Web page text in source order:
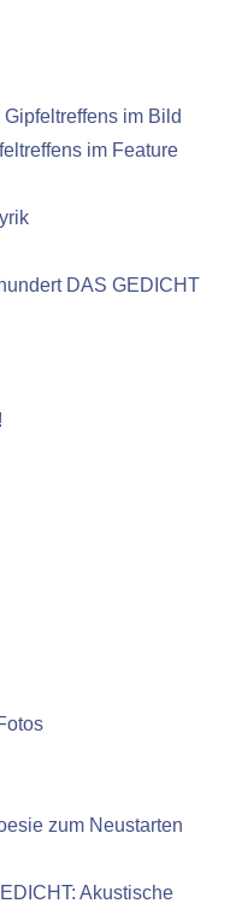
im Bild
im Feature
DAS GEDICHT
zum Neustarten
Akustische